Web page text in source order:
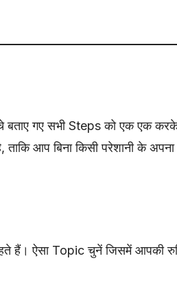
बताए गए सभी Steps को एक एक
आप बिना किसी परेशानी के
हैं। ऐसा Topic चुनें जिसमें आपकी